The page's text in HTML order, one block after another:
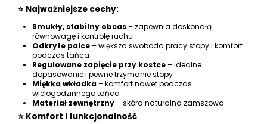
⭐ Najważniejsze cechy:
Smukły, stabilny obcas– zapewnia doskonałą
równowagę i kontrolę ruchu
Odkryte palce– większa swoboda pracy stopy i komfort
podczas tańca
Regulowane zapięcie przy kostce– idealne
dopasowanie i pewne trzymanie stopy
Miękka wkładka– komfort nawet podczas
wielogodzinnego tańca
Materiał zewnętrzny– skóra naturalna zamszowa
⭐ Komfort i funkcjonalność